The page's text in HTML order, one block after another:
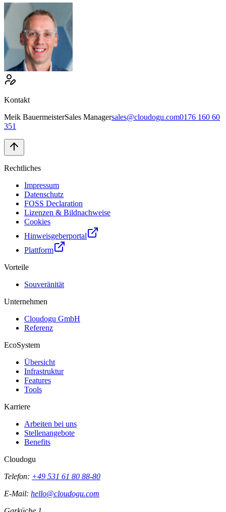
Kontakt
Meik BauermeisterSales Managersales@cloudogu.com0176 160 60
351
Rechtliches
Impressum
Datenschutz
FOSS Declaration
Lizenzen & Bildnachweise
Cookies
Hinweisgeberportal
Plattform
Vorteile
Souveränität
Unternehmen
Cloudogu GmbH
Referenz
EcoSystem
Übersicht
Infrastruktur
Features
Tools
Karriere
Arbeiten bei uns
Stellenangebote
Benefits
Cloudogu
Telefon: +49 531 61 80 88-80
E-Mail: hello@cloudogu.com